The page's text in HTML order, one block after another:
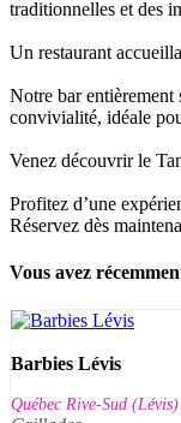
traditionnelles et des
Un restaurant
Notre bar entièrement
convivialité, idéale
Venez découvrir le
Profitez d’une
Réservez dès
Vous avez
Barbies Lévis
Québec Rive-Sud